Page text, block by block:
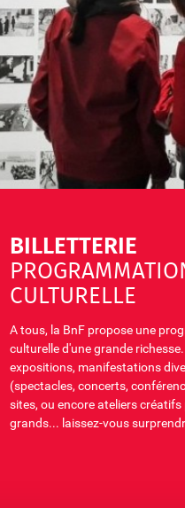
BILLETTERIE
CULTURELLE
A tous, la BnF propose une
culturelle d'une grande
expositions, manifestations
(spectacles, concerts,
sites, ou encore ateliers
grands... laissez-vous